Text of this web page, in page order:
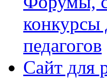
конкурсы
педагогов
Сайт для